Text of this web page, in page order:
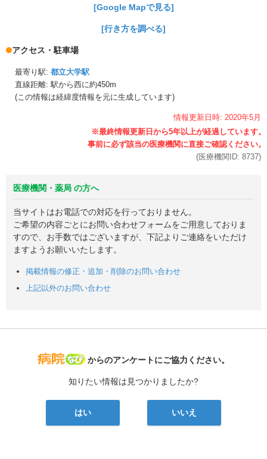
[Google Mapで見る]
[行き方を調べる]
アクセス・駐車場
最寄り駅: 都立大学駅
直線距離: 駅から西に約450m
(この情報は経緯度情報を元に生成しています)
情報更新日時: 2020年5月
(医療機関ID: 8737)
医療機関・薬局 の方へ
当サイトはお電話での対応を行っておりません。
ご希望の内容ごとにお問い合わせフォームをご用意しておりま
すので、お手数ではございますが、下記よりご連絡をいただけ
ますようお願いいたします。
掲載情報の修正・追加・削除のお問い合わせ
上記以外のお問い合わせ
病院なび
からのアンケートにご協力ください。
知りたい情報は見つかりましたか?
はい いいえ